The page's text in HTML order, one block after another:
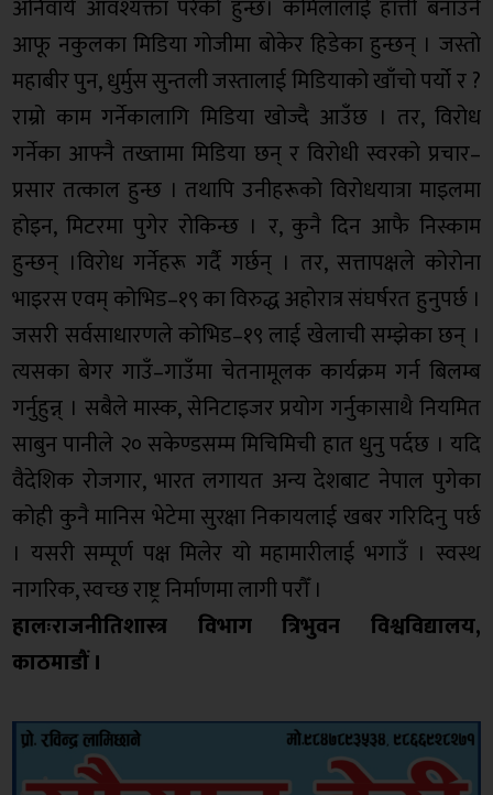
अनिवार्य आवश्यक्ता परेको हुन्छ। कमिलालाई हात्ती बनाउँने
आफू नकुलका मिडिया गोजीमा बोकेर हिडेका हुन्छन् । जस्तो
महाबीर पुन, धुर्मुस सुन्तली जस्तालाई मिडियाको खाँचो पर्यो र ?
राम्रो काम गर्नेकालागि मिडिया खोज्दै आउँछ । तर, विरोध
गर्नेका आफ्नै तख्तामा मिडिया छन् र विरोधी स्वरको प्रचार–
प्रसार तत्काल हुन्छ । तथापि उनीहरूको विरोधयात्रा माइलमा
होइन, मिटरमा पुगेर रोकिन्छ । र, कुनै दिन आफै निस्काम
हुन्छन् ।विरोध गर्नेहरू गर्दै गर्छन् । तर, सत्तापक्षले कोरोना
भाइरस एवम् कोभिड–१९ का विरुद्ध अहोरात्र संघर्षरत हुनुपर्छ ।
जसरी सर्वसाधारणले कोभिड–१९ लाई खेलाची सम्झेका छन् ।
त्यसका बेगर गाउँ–गाउँमा चेतनामूलक कार्यक्रम गर्न बिलम्ब
गर्नुहुन्न् । सबैले मास्क, सेनिटाइजर प्रयोग गर्नुकासाथै नियमित
साबुन पानीले २० सकेण्डसम्म मिचिमिची हात धुनु पर्दछ । यदि
वैदेशिक रोजगार, भारत लगायत अन्य देशबाट नेपाल पुगेका
कोही कुनै मानिस भेटेमा सुरक्षा निकायलाई खबर गरिदिनु पर्छ
। यसरी सम्पूर्ण पक्ष मिलेर यो महामारीलाई भगाउँ । स्वस्थ
नागरिक, स्वच्छ राष्ट्र निर्माणमा लागी परौँ ।
हालःराजनीतिशास्त्र विभाग त्रिभुवन विश्वविद्यालय,
काठमाडौं ।